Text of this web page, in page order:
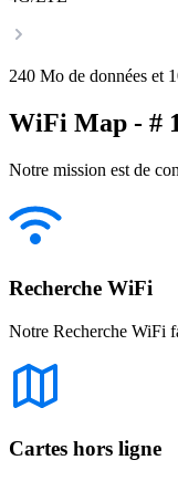
240 Mo de données et
WiFi Map - #
Notre mission est de
Recherche WiFi
Notre Recherche WiFi
Cartes hors ligne